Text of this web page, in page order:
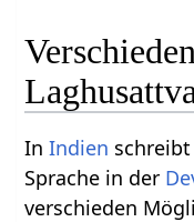
Laghusattva
InIndien
Sprache in der
verschieden